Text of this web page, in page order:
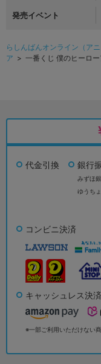
発売イベント
らしんばんオンライン（ア
ア > 一番くじ 僕のヒーロ
代金引換 銀行
みずほ銀
ゆうち
コンビニ決済
キャッシュレス決済
※一部ご利用いただけない